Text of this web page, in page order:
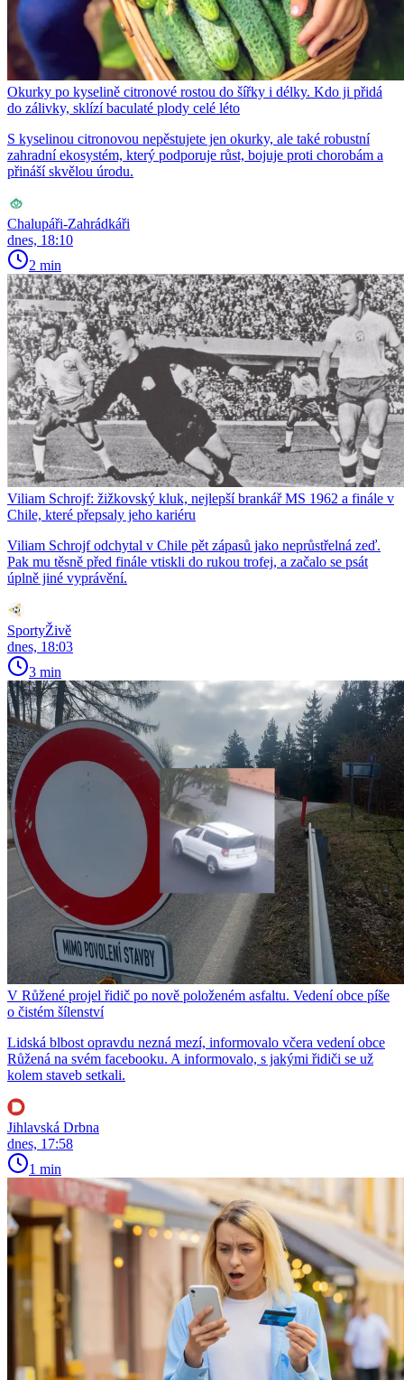
Okurky po kyselině citronové rostou do šířky i délky. Kdo ji přidá
do zálivky, sklízí baculaté plody celé léto
S kyselinou citronovou nepěstujete jen okurky, ale také robustní
zahradní ekosystém, který podporuje růst, bojuje proti chorobám a
přináší skvělou úrodu.
Chalupáři-Zahrádkáři
dnes, 18:10
2 min
Viliam Schrojf: žižkovský kluk, nejlepší brankář MS 1962 a finále v
Chile, které přepsaly jeho kariéru
Viliam Schrojf odchytal v Chile pět zápasů jako neprůstřelná zeď.
Pak mu těsně před finále vtiskli do rukou trofej, a začalo se psát
úplně jiné vyprávění.
SportyŽivě
dnes, 18:03
3 min
V Růžené projel řidič po nově položeném asfaltu. Vedení obce píše
o čistém šílenství
Lidská blbost opravdu nezná mezí, informovalo včera vedení obce
Růžená na svém facebooku. A informovalo, s jakými řidiči se už
kolem staveb setkali.
Jihlavská Drbna
dnes, 17:58
1 min